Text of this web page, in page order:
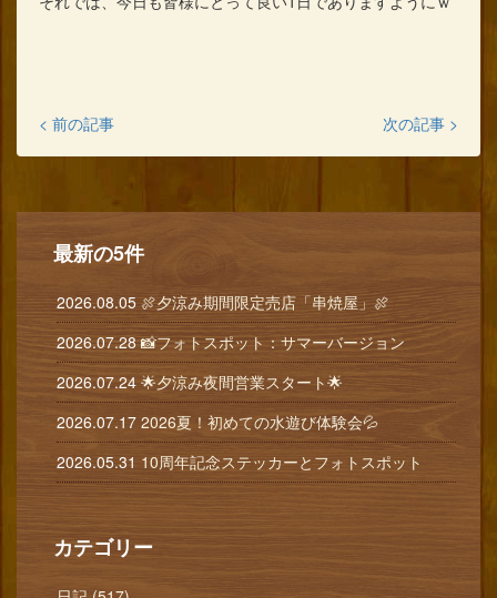
< 前の記事 次の記事 >
最新の5件
2026.08.05 🍖夕涼み期間限定売店「串焼屋」🍖
2026.07.28 📸フォトスポット：サマーバージョン
2026.07.24 🌟夕涼み夜間営業スタート🌟
2026.07.17 2026夏！初めての水遊び体験会💦
2026.05.31 10周年記念ステッカーとフォトスポット
カテゴリー